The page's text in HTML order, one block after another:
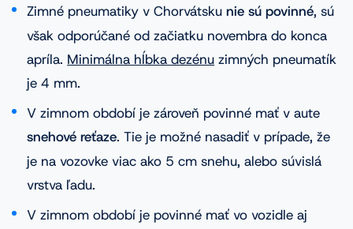
Zimné pneumatiky v Chorvátskunie sú povinné, sú
však odporúčané od začiatku novembra do konca
apríla. Minimálna hĺbka dezénu zimných pneumatík
je 4 mm.
V zimnom období je zároveň povinné mať v aute
snehové reťaze. Tie je možné nasadiť v prípade, že
je na vozovke viac ako 5 cm snehu, alebo súvislá
vrstva ľadu.
V zimnom období je povinné mať vo vozidle aj